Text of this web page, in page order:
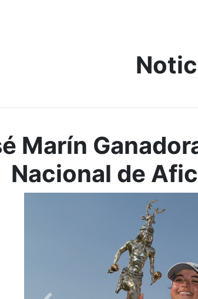
Marín
Nacional de